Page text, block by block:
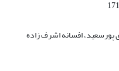
پورسعید، افسانه اشرف زاده